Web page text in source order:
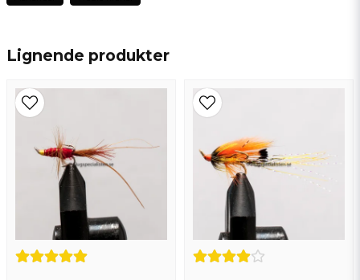
Lignende produkter
Navn
email
Epostadresse
Ja, du kan publisere spørsmålet mitt